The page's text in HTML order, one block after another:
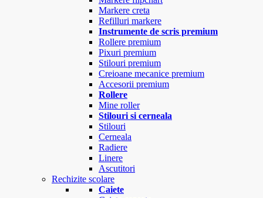
Markere creta
Refilluri markere
Instrumente de scris premium
Rollere premium
Pixuri premium
Stilouri premium
Creioane mecanice premium
Accesorii premium
Rollere
Mine roller
Stilouri si cerneala
Stilouri
Cerneala
Radiere
Linere
Ascutitori
Rechizite scolare
Caiete